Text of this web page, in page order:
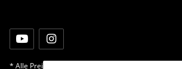
* Alle Preise inkl. gesetzlicher USt., zzgl.